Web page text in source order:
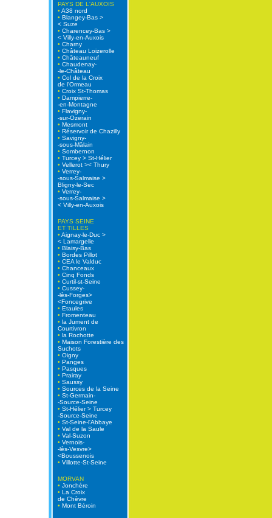
PAYS DE L'AUXOIS
• A38 nord
• Blangey-Bas >
< Suze
• Charencey-Bas >
< Villy-en-Auxois
• Charny
• Château Loizerolle
• Châteauneuf
• Chaudenay-
-le-Château
• Col de la Croix
de l'Ormeau
• Croix St-Thomas
• Dampierre-
-en-Montagne
• Flavigny-
-sur-Ozerain
• Mesmont
• Réservoir de Chazilly
• Savigny-
-sous-Mâlain
• Sombernon
• Turcey > St-Hélier
• Vellerot >< Thury
• Verrey-
-sous-Salmaise >
Bligny-le-Sec
• Verrey-
-sous-Salmaise >
< Villy-en-Auxois
PAYS SEINE
ET TILLES
• Aignay-le-Duc >
< Lamargelle
• Blaisy-Bas
• Bordes Pillot
• CEA le Valduc
• Chanceaux
• Cinq Fonds
• Curtil-st-Seine
• Cussey-
-lès-Forges>
<Foncegrive
• Etaules
• Fromenteau
• la Jument de
Courtivron
• la Rochotte
• Maison Forestière des
Suchots
• Oigny
• Panges
• Pasques
• Prairay
• Saussy
• Sources de la Seine
• St-Germain-
-Source-Seine
• St-Hélier > Turcey
-Source-Seine
• St-Seine-l'Abbaye
• Val de la Saule
• Val-Suzon
• Vernois-
-lès-Vesvre>
<Boussenois
• Villotte-St-Seine
MORVAN
• Jonchère
• La Croix
de Chèvre
• Mont Béroin